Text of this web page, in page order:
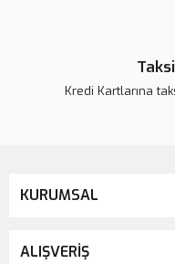
Kredi Kartlarına
KURUMSAL
ALIŞVERİŞ